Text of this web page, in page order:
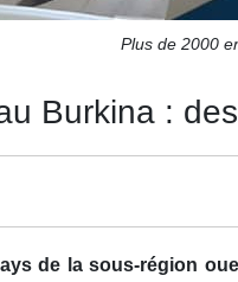
Plus de 2000
Burkina :
de la sous-région